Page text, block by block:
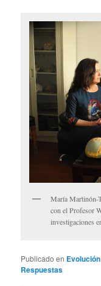
María Martinón-
con el Profesor
investigaciones
Publicado en
Respuestas